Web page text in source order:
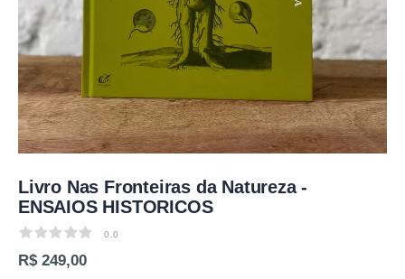
Livro Nas Fronteiras da Natureza -
ENSAIOS HISTORICOS
0.0
0.0
R$ 249,00